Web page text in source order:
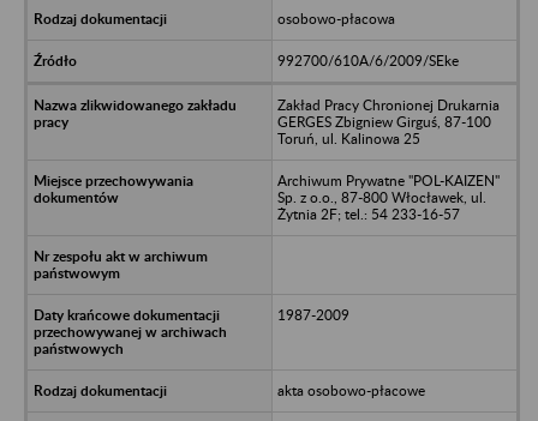
osobowo-płacowa
992700/610A/6/2009/SEke
Zakład Pracy Chronionej Drukarnia
GERGES Zbigniew Girguś, 87-100
Toruń, ul. Kalinowa 25
Archiwum Prywatne "POL-KAIZEN"
Sp. z o.o., 87-800 Włocławek, ul.
Żytnia 2F; tel.: 54 233-16-57
1987-2009
akta osobowo-płacowe